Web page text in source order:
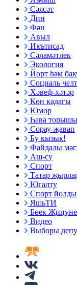
Сәясәт
Дин
Фән
Авыл
Икътисад
Сәламәтлек
Экология
Йорт һәм
Социаль
Хәвеф-хәтәр
Көн кадагы
Юмор
Һава торышы
Сорау-җавап
Бу кызык!
Файдалы
Аш-су
Спорт
Татар
Югалту
Спорт
ЯшьТИ
Бөек
Видео
Выборы